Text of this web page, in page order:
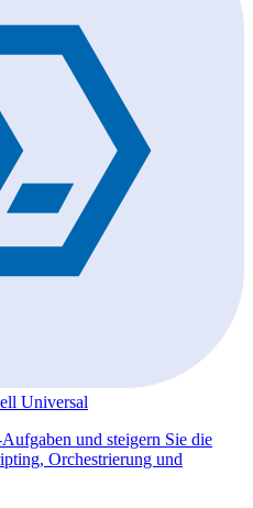
Universal
und steigern Sie die
Orchestrierung und